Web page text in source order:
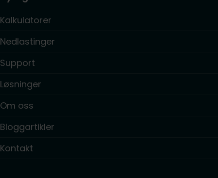
Kalkulatorer
Nedlastinger
Support
Løsninger
Om oss
Bloggartikler
Kontakt